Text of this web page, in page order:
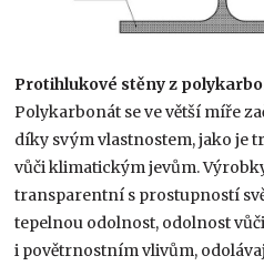
Protihlukové stěny z
Polykarbonát se ve větší míře
díky svým vlastnostem, jako je
vůči klimatickým jevům.
transparentní s prostupností
tepelnou odolnost, odolnost
i povětrnostním vlivům,